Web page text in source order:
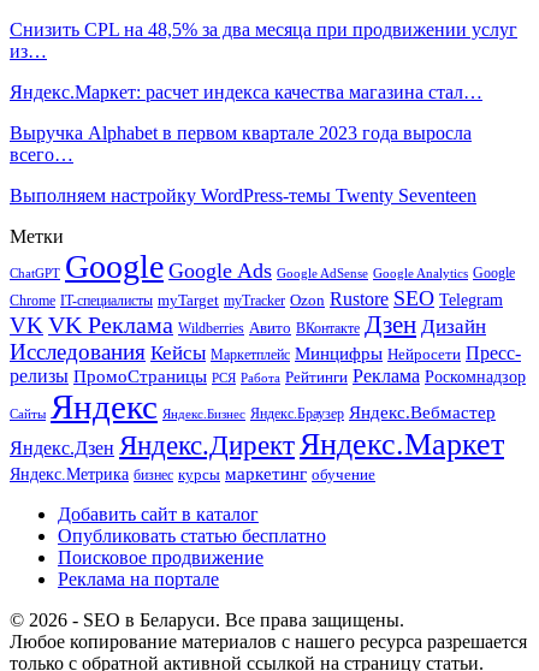
Снизить CPL на 48,5% за два месяца при продвижении услуг
из…
Яндекс.Маркет: расчет индекса качества магазина стал…
Выручка Alphabet в первом квартале 2023 года выросла
всего…
Выполняем настройку WordPress-темы Twenty Seventeen
Метки
ChatGPT Google Google Ads Google AdSense Google Analytics Google
Chrome IT-специалисты myTarget myTracker Ozon Rustore SEO Telegram
VK VK Реклама Wildberries Авито ВКонтакте Дзен Дизайн
Исследования Кейсы Маркетплейс Минцифры Нейросети Пресс-
релизы ПромоСтраницы РСЯ Работа Рейтинги Реклама Роскомнадзор
Сайты Яндекс Яндекс.Бизнес Яндекс.Браузер Яндекс.Вебмастер
Яндекс.Дзен Яндекс.ДиректЯндекс.Маркет
Яндекс.Метрика бизнес курсы маркетинг обучение
Добавить сайт в каталог
Опубликовать статью бесплатно
Поисковое продвижение
Реклама на портале
© 2026 - SEO в Беларуси. Все права защищены.
Любое копирование материалов с нашего ресурса разрешается
только с обратной активной ссылкой на страницу статьи.